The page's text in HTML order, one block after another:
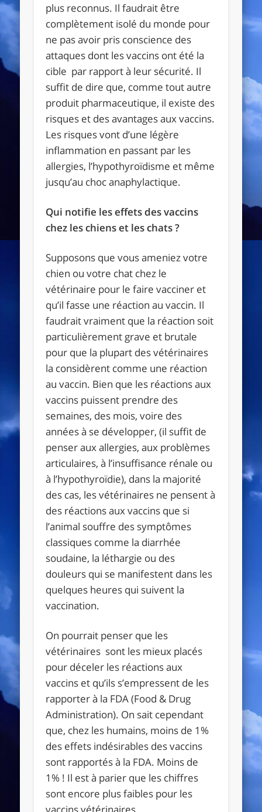
plus reconnus. Il faudrait être
complètement isolé du monde pour
ne pas avoir pris conscience des
attaques dont les vaccins ont été la
cible par rapport à leur sécurité. Il
suffit de dire que, comme tout autre
produit pharmaceutique, il existe des
risques et des avantages aux vaccins.
Les risques vont d’une légère
inflammation en passant par les
allergies, l’hypothyroïdisme et même
jusqu’au choc anaphylactique.
Qui notifie les effets des vaccins
chez les chiens et les chats ?
Supposons que vous ameniez votre
chien ou votre chat chez le
vétérinaire pour le faire vacciner et
qu’il fasse une réaction au vaccin. Il
faudrait vraiment que la réaction soit
particulièrement grave et brutale
pour que la plupart des vétérinaires
la considèrent comme une réaction
au vaccin. Bien que les réactions aux
vaccins puissent prendre des
semaines, des mois, voire des
années à se développer, (il suffit de
penser aux allergies, aux problèmes
articulaires, à l’insuffisance rénale ou
à l’hypothyroïdie), dans la majorité
des cas, les vétérinaires ne pensent à
des réactions aux vaccins que si
l’animal souffre des symptômes
classiques comme la diarrhée
soudaine, la léthargie ou des
douleurs qui se manifestent dans les
quelques heures qui suivent la
vaccination.
On pourrait penser que les
vétérinaires sont les mieux placés
pour déceler les réactions aux
vaccins et qu’ils s’empressent de les
rapporter à la FDA (Food & Drug
Administration). On sait cependant
que, chez les humains, moins de 1%
des effets indésirables des vaccins
sont rapportés à la FDA. Moins de
1% ! Il est à parier que les chiffres
sont encore plus faibles pour les